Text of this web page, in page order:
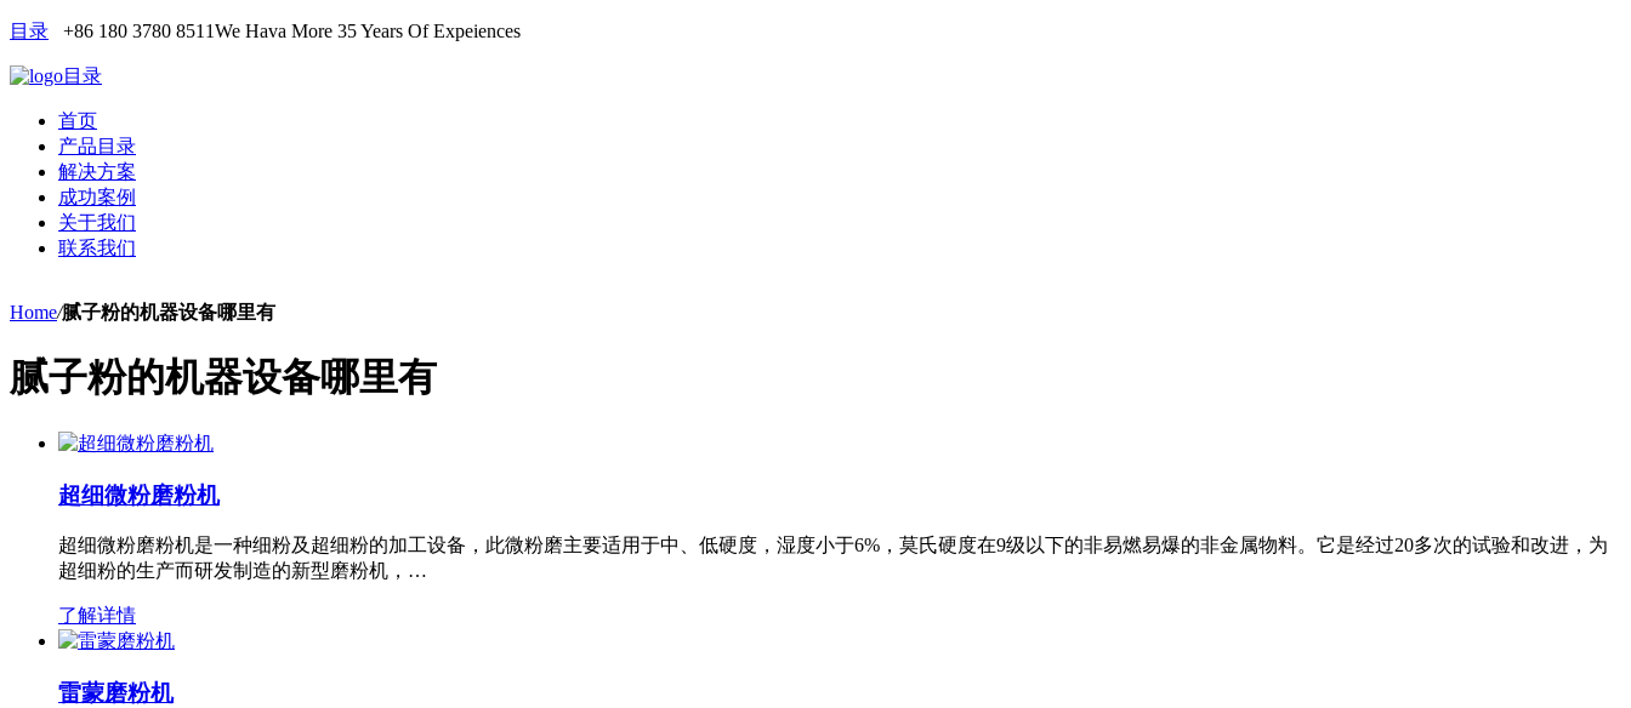
目录 +86 180 3780 8511We Hava More 35 Years Of Expeiences
目录
首页
产品目录
解决方案
成功案例
关于我们
联系我们
Home/腻子粉的机器设备哪里有
腻子粉的机器设备哪里有
超细微粉磨粉机
超细微粉磨粉机是一种细粉及超细粉的加工设备，此微粉磨主要适用于中、低硬度，湿度小于6%，莫氏硬度在9级以下的非易燃易爆的非金属物料。它是经过20多次的试验和改进，为
超细粉的生产而研发制造的新型磨粉机，…
了解详情
雷蒙磨粉机